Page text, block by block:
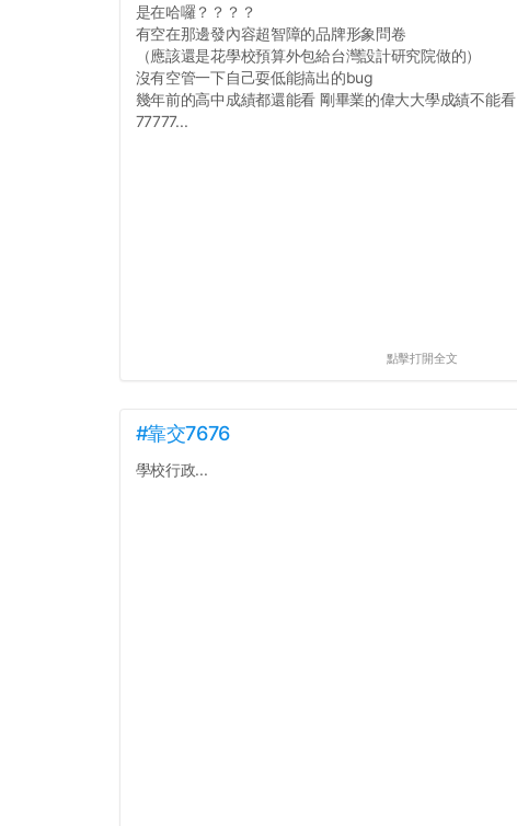
是在哈囉？？？？
有空在那邊發內容超智障的品牌形象問卷
（應該還是花學校預算外包給台灣設計研究院做的）
沒有空管一下自己耍低能搞出的bug
幾年前的高中成績都還能看 剛畢業的偉大大學成績不能看
77777...
點擊打開全文
#靠交7676
學校行政...